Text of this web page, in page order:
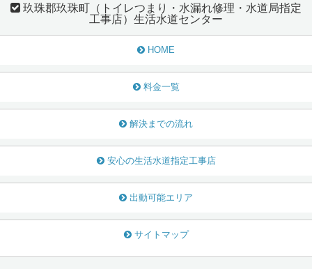
玖珠郡玖珠町（トイレつまり・水漏れ修理・水道局指定
工事店）生活水道センター
HOME
料金一覧
解決までの流れ
安心の生活水道指定工事店
出動可能エリア
サイトマップ